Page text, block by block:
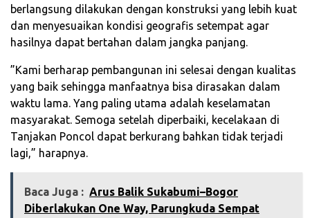
berlangsung dilakukan dengan konstruksi yang lebih kuat
dan menyesuaikan kondisi geografis setempat agar
hasilnya dapat bertahan dalam jangka panjang.
‎”Kami berharap pembangunan ini selesai dengan kualitas
yang baik sehingga manfaatnya bisa dirasakan dalam
waktu lama. Yang paling utama adalah keselamatan
masyarakat. Semoga setelah diperbaiki, kecelakaan di
Tanjakan Poncol dapat berkurang bahkan tidak terjadi
lagi,” harapnya.
Baca Juga : Arus Balik Sukabumi–Bogor
Diberlakukan One Way, Parungkuda Sempat